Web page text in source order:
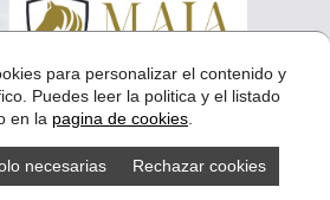
para personalizar el contenido y
Puedes leer la politica y el listado
en la pagina de cookies
necesarias Rechazar cookies